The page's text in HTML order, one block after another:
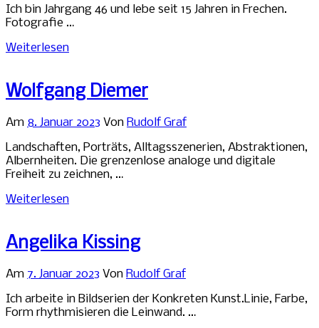
Ich bin Jahrgang 46 und lebe seit 15 Jahren in Frechen.
Fotografie …
Weiterlesen
Wolfgang Diemer
Am 8. Januar 2023 Von Rudolf Graf
Landschaften, Porträts, Alltagsszenerien, Abstraktionen,
Albernheiten. Die grenzenlose analoge und digitale
Freiheit zu zeichnen, …
Weiterlesen
Angelika Kissing
Am 7. Januar 2023 Von Rudolf Graf
Ich arbeite in Bildserien der Konkreten Kunst.Linie, Farbe,
Form rhythmisieren die Leinwand. …